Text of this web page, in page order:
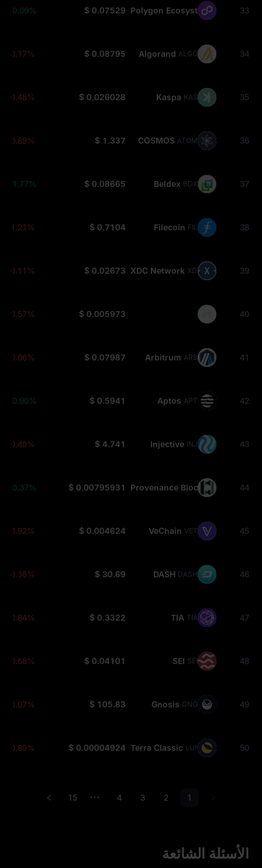
33
Polygon Ecosystem POL
$ 0.07529
+0.09%
34
Algorand ALGO
$ 0.08795
-0.17%
35
Kaspa KAS
$ 0.026028
-0.48%
36
COSMOS ATOM
$ 1.337
-0.89%
37
Beldex BDX
$ 0.08665
+1.77%
38
Filecoin FIL
$ 0.7104
-1.21%
39
XDC Network XDC
$ 0.02673
-0.11%
40
$ 0.005973
-0.57%
41
Arbitrum ARB
$ 0.07987
-0.66%
42
Aptos APT
$ 0.5941
+0.90%
43
Injective INJ
$ 4.741
-0.40%
44
Provenance Blockchain HASH
$ 0.00795931
+0.37%
45
VeChain VET
$ 0.004624
-0.92%
46
DASH DASH
$ 30.69
-0.36%
47
TIA TIA
$ 0.3322
-0.84%
48
SEI SEI
$ 0.04101
-0.68%
49
Gnosis GNO
$ 105.83
-0.07%
50
Terra Classic LUNC
$ 0.00004924
-0.80%
1
2
3
4
•••
15
الأسئلة الشائعة